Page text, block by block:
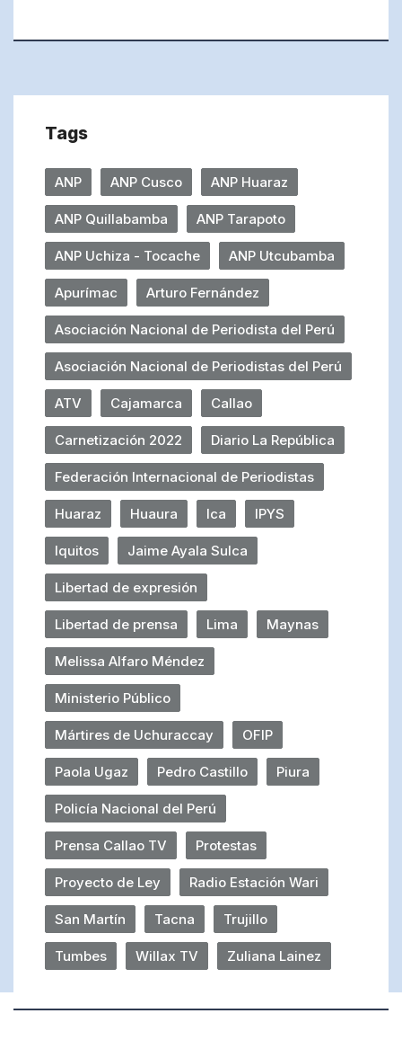
Tags
ANP ANP Cusco ANP Huaraz
ANP Quillabamba ANP Tarapoto
ANP Uchiza - Tocache ANP Utcubamba
Apurímac Arturo Fernández
Asociación Nacional de Periodista del Perú
Asociación Nacional de Periodistas del Perú
ATV Cajamarca Callao
Carnetización 2022 Diario La República
Federación Internacional de Periodistas
Huaraz Huaura Ica IPYS
Iquitos Jaime Ayala Sulca
Libertad de expresión
Libertad de prensa Lima Maynas
Melissa Alfaro Méndez
Ministerio Público
Mártires de Uchuraccay OFIP
Paola Ugaz Pedro Castillo Piura
Policía Nacional del Perú
Prensa Callao TV Protestas
Proyecto de Ley Radio Estación Wari
San Martín Tacna Trujillo
Tumbes Willax TV Zuliana Lainez